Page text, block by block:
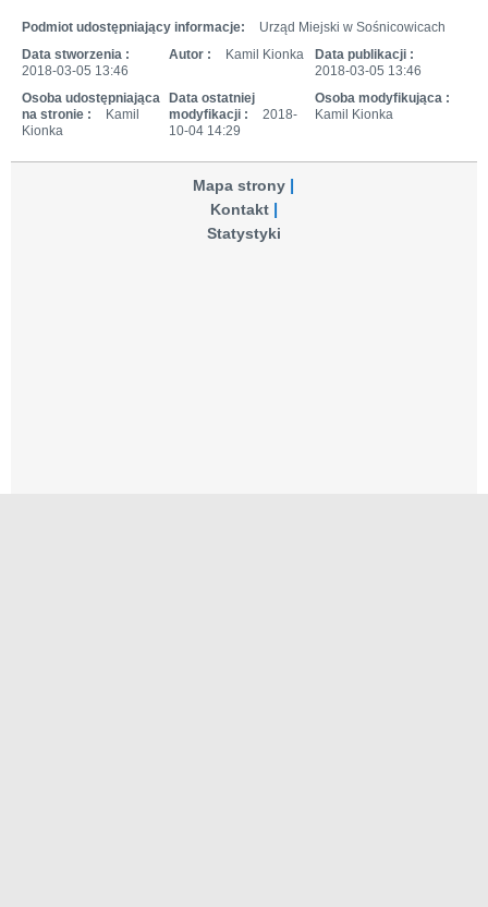
Podmiot udostępniający informacje:
Urząd Miejski w Sośnicowicach
Data stworzenia :
2018-03-05 13:46
Autor : Kamil Kionka
Data publikacji :
2018-03-05 13:46
Osoba udostępniająca
na stronie :
Kamil
Kionka
Data ostatniej
modyfikacji :
2018-
10-04 14:29
Osoba modyfikująca :
Kamil Kionka
Mapa strony
Kontakt
Statystyki